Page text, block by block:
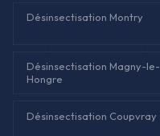
Désinsectisation Montry
Désinsectisation Magny-le-
Hongre
Désinsectisation Coupvray